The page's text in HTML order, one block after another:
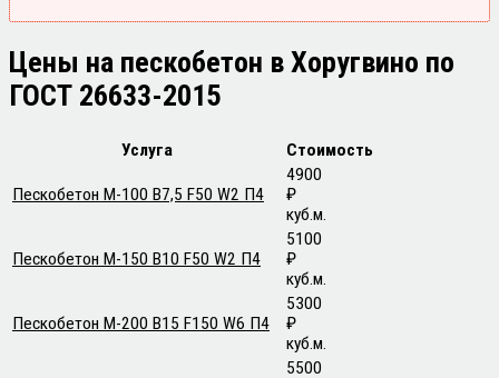
Цены на пескобетон в Хоругвино по
ГОСТ 26633-2015
Услуга Стоимость
Пескобетон М-100 В7,5 F50 W2 П4
4900
₽
куб.м.
Пескобетон М-150 В10 F50 W2 П4
5100
₽
куб.м.
Пескобетон М-200 В15 F150 W6 П4
5300
₽
куб.м.
5500